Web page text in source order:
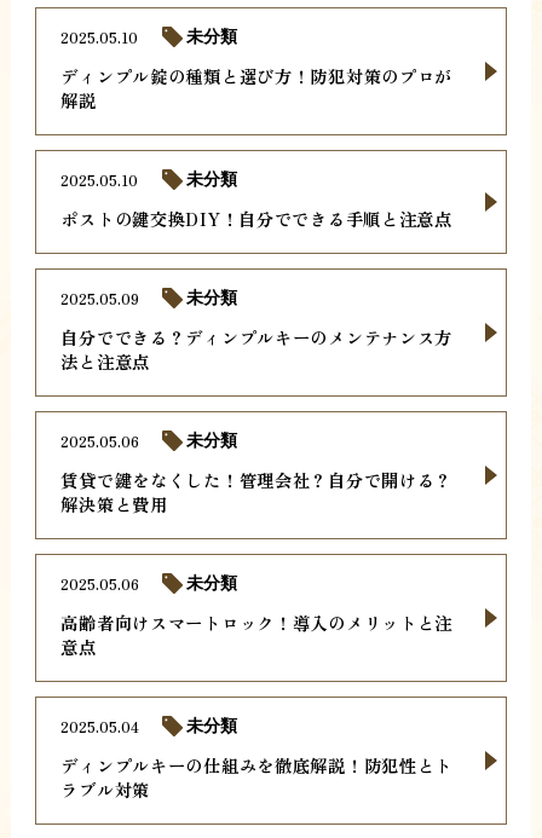
ディンプル錠の種類と選び方！防犯対策のプロが
解説
2025.05.10 未分類
ポストの鍵交換DIY！自分でできる手順と注意点
2025.05.10 未分類
自分でできる？ディンプルキーのメンテナンス方
法と注意点
2025.05.09 未分類
賃貸で鍵をなくした！管理会社？自分で開ける？
解決策と費用
2025.05.06 未分類
高齢者向けスマートロック！導入のメリットと注
意点
2025.05.06 未分類
ディンプルキーの仕組みを徹底解説！防犯性とト
ラブル対策
2025.05.04 未分類